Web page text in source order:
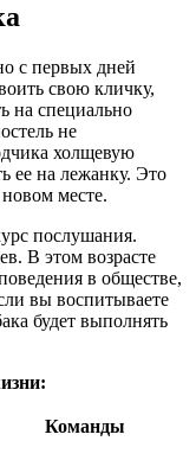
с первых дней
свою кличку,
на специально
не
холщевую
ее на лежанку. Это
месте.
послушания.
В этом возрасте
в обществе,
вы воспитываете
будет выполнять
Команды